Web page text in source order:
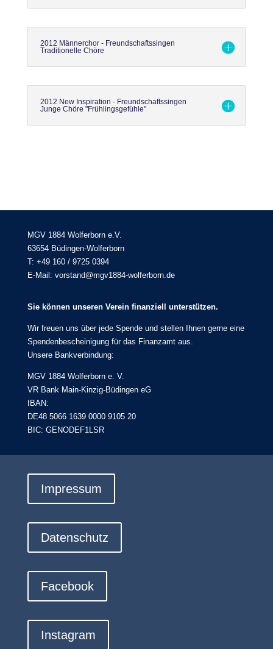
2012 Männerchor - Freundschaftssingen
Traditionelle Chöre
2012 New Inspiration - Freundschaftssingen
Junge Chöre "Frühlingsgefühle"
MGV 1884 Wolferborn e.V.
63654 Büdingen-Wolferborn
T: +49 160 / 9725 0394
E-Mail: vorstand@mgv1884-wolferborn.de
Sie können unseren Verein finanziell unterstützen.
Wir freuen uns über jede Spende und stellen Ihnen gerne eine
Spendenbescheinigung für das Finanzamt aus.
Unsere Bankverbindung:
MGV 1884 Wolferborn e. V.
VR Bank Main-Kinzig-Büdingen eG
IBAN:
DE48 5066 1639 0000 9105 20
BIC: GENODEF1LSR
Impressum
Datenschutz
Facebook
Instagram